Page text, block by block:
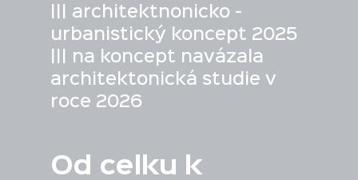
||| architektnonicko -
urbanistický koncept 2025
||| na koncept navázala
architektonická studie v
roce 2026
Od celku k